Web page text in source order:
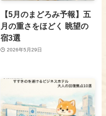
【5月のまどろみ予報】五
月の重さをほどく 眺望の
宿3選
2026年5月29日